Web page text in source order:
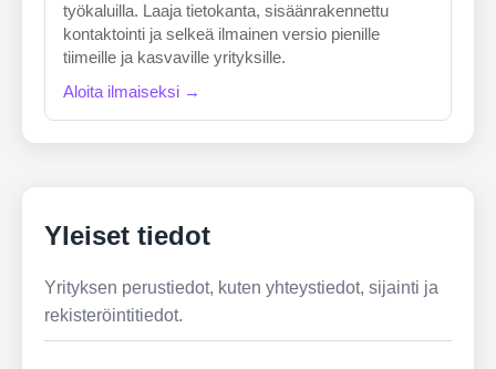
työkaluilla. Laaja tietokanta, sisäänrakennettu
kontaktointi ja selkeä ilmainen versio pienille
tiimeille ja kasvaville yrityksille.
Aloita ilmaiseksi →
Yleiset tiedot
Yrityksen perustiedot, kuten yhteystiedot, sijainti ja
rekisteröintitiedot.